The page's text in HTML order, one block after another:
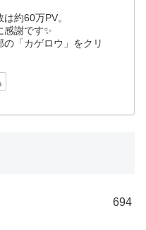
約60万PV。
感謝です✨
の「カゲロウ」をクリ
694